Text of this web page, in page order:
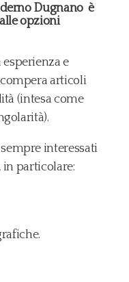
Dugnano è
opzioni
e
articoli
(intesa come
interessati
in particolare: